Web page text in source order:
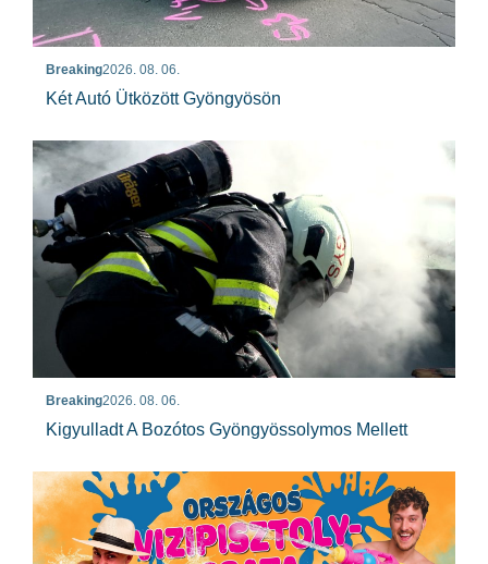
Breaking2026. 08. 06.
Két Autó Ütközött Gyöngyösön
Breaking2026. 08. 06.
Kigyulladt A Bozótos Gyöngyössolymos Mellett